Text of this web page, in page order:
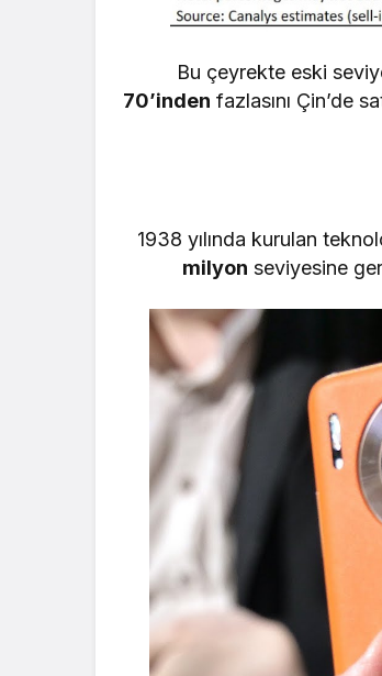
Bu çeyrekte eski
70’inden fazlasını Çin’de
1938 yılında kurulan
milyon seviyesine